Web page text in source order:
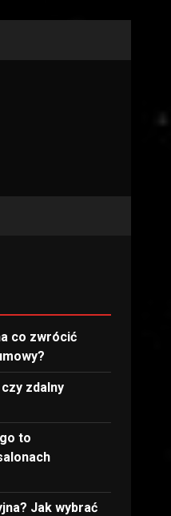
co zwrócić
zdalny
to
Jak wybrać